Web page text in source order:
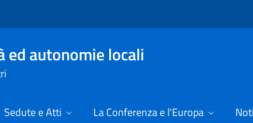
ed autonomie locali
Sedute e Atti La Conferenza e l'Europa